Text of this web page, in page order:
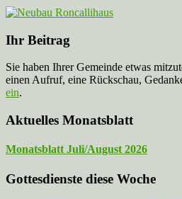
Ihr Beitrag
Sie haben Ihrer Gemeinde etwas
einen Aufruf, eine Rückschau,
ein.
Aktuelles Monatsblatt
Monatsblatt Juli/August 2026
Gottesdienste diese Woche